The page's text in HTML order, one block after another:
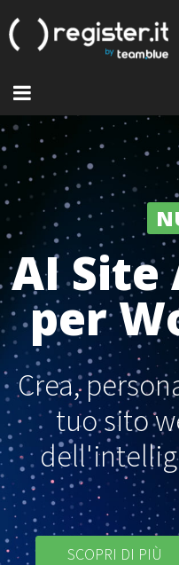
AI Site
per
Crea,
tuo sito
SCOPRI DI PIÙ